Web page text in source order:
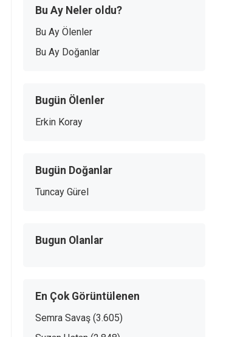
Bu Ay Neler oldu?
Bu Ay Ölenler
Bu Ay Doğanlar
Bugün Ölenler
Erkin Koray
Bugün Doğanlar
Tuncay Gürel
Bugun Olanlar
En Çok Görüntülenen
Semra Savaş (3.605)